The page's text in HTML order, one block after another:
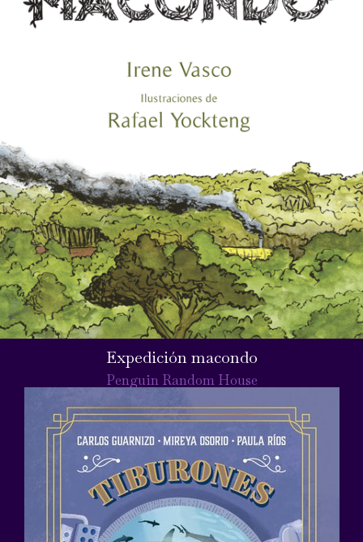
Expedición macondo
Penguin Random House